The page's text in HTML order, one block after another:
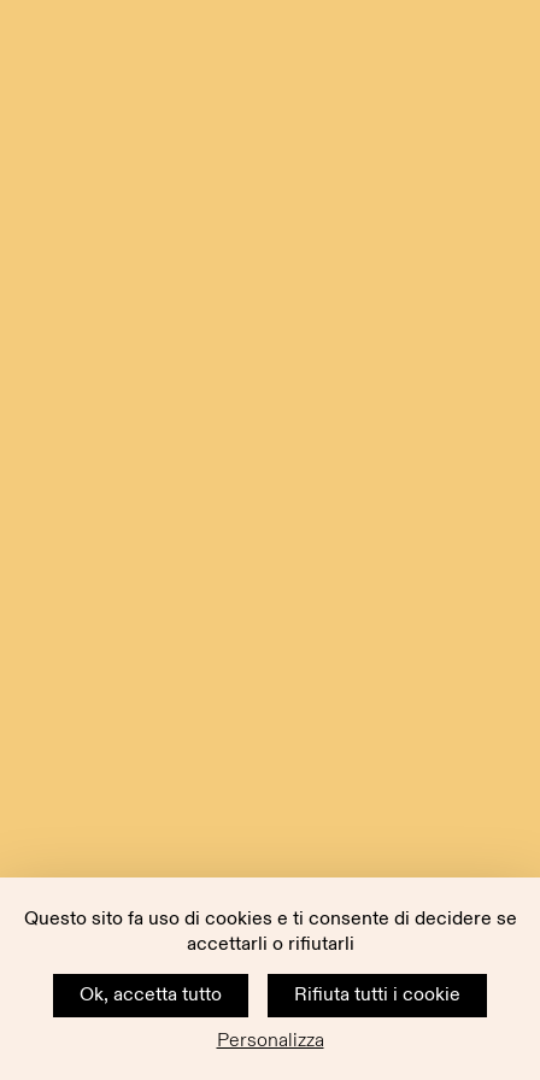
Questo sito fa uso di cookies e ti consente di decidere se
accettarli o rifiutarli
Ok, accetta tutto
Rifiuta tutti i cookie
Personalizza